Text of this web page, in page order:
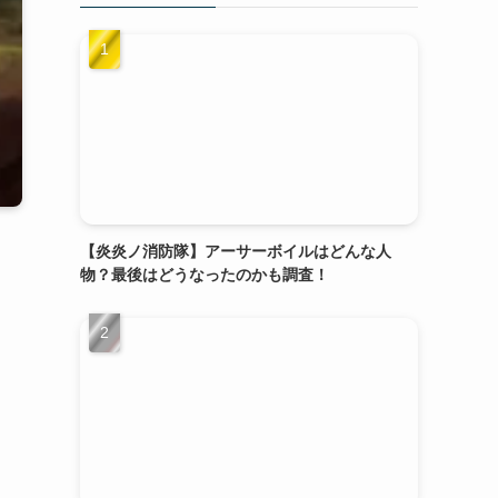
【炎炎ノ消防隊】アーサーボイルはどんな人
物？最後はどうなったのかも調査！